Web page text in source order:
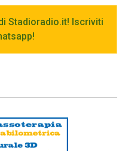
Stadioradio.it! Iscriviti